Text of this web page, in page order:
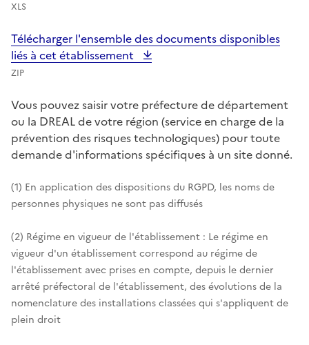
XLS
Télécharger l'ensemble des documents disponibles
liés à cet établissement
ZIP
Vous pouvez saisir votre préfecture de département
ou la DREAL de votre région (service en charge de la
prévention des risques technologiques) pour toute
demande d'informations spécifiques à un site donné.
(1) En application des dispositions du RGPD, les noms de
personnes physiques ne sont pas diffusés
(2) Régime en vigueur de l'établissement : Le régime en
vigueur d'un établissement correspond au régime de
l'établissement avec prises en compte, depuis le dernier
arrêté préfectoral de l'établissement, des évolutions de la
nomenclature des installations classées qui s'appliquent de
plein droit